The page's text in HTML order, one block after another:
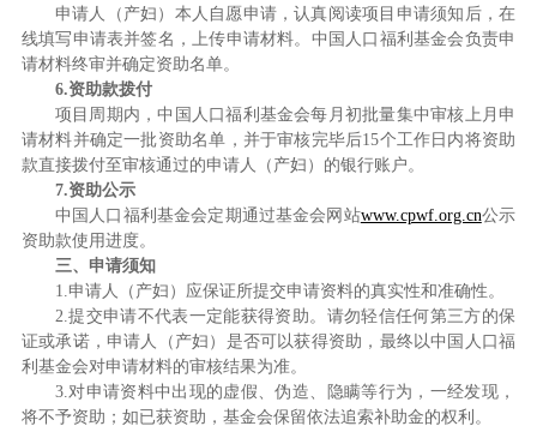
申请人（产妇）本人自愿申请，认真阅读项目申请须知后，在
线填写申请表并签名，上传申请材料。中国人口福利基金会负责申
请材料终审并确定资助名单。
6.资助款拨付
项目周期内，中国人口福利基金会每月初批量集中审核上月申
请材料并确定一批资助名单，并于审核完毕后15个工作日内将资助
款直接拨付至审核通过的申请人（产妇）的银行账户。
7.资助公示
中国人口福利基金会定期通过基金会网站www.cpwf.org.cn公示
资助款使用进度。
三、申请须知
1.申请人（产妇）应保证所提交申请资料的真实性和准确性。
2.提交申请不代表一定能获得资助。请勿轻信任何第三方的保
证或承诺，申请人（产妇）是否可以获得资助，最终以中国人口福
利基金会对申请材料的审核结果为准。
3.对申请资料中出现的虚假、伪造、隐瞒等行为，一经发现，
将不予资助；如已获资助，基金会保留依法追索补助金的权利。